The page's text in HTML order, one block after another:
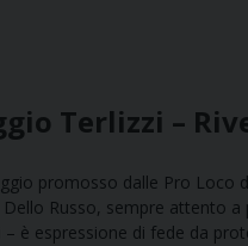
Terlizzi –
promosso dalle Pro Loco
Russo, sempre attento
è espressione di fede da